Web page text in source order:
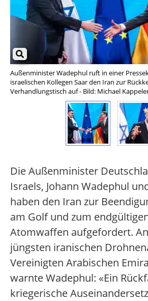
Außenminister Wadephul ruft in einer
israelischen Kollegen Saar den Iran zur
Verhandlungstisch auf - Bild: Michael
Die Außenminister
Israels, Johann Wadephul
haben den Iran zur
am Golf und zum
Atomwaffen aufgefordert.
jüngsten iranischen
Vereinigten Arabischen
warnte Wadephul: «Ein
kriegerische